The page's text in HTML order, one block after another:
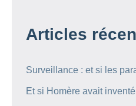
Articles
Surveillance : et si les
Et si Homère avait